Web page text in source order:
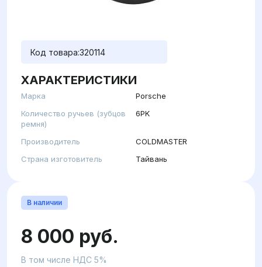
Код товара:320114
ХАРАКТЕРИСТИКИ
Марка
Porsche
Количество ручьев (зубцов
ремня)
6PK
Производитель
COLDMASTER
Страна изготовитель
Тайвань
В наличии
8 000 руб.
В том числе НДС 5%